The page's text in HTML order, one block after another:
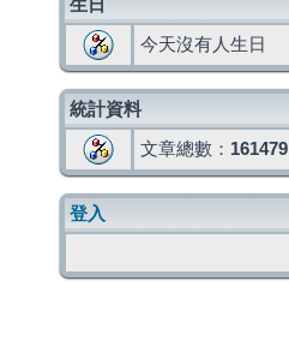
生日
今天沒有人生日
統計資料
文章總數： 161479
登入